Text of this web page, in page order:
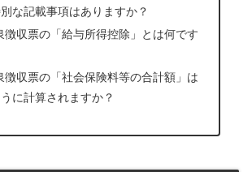
な記載事項はありますか？
徴収票の「給与所得控除」とは何です
徴収票の「社会保険料等の合計額」は
に計算されますか？